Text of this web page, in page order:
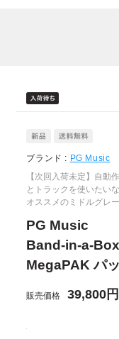
ブランド : PG Music
【次回入荷未定】自動
とトラックを使いたい
オススメのミドルグレー
PG Music
Band-in-a-
MegaPAK パ
販売価格 39,800円